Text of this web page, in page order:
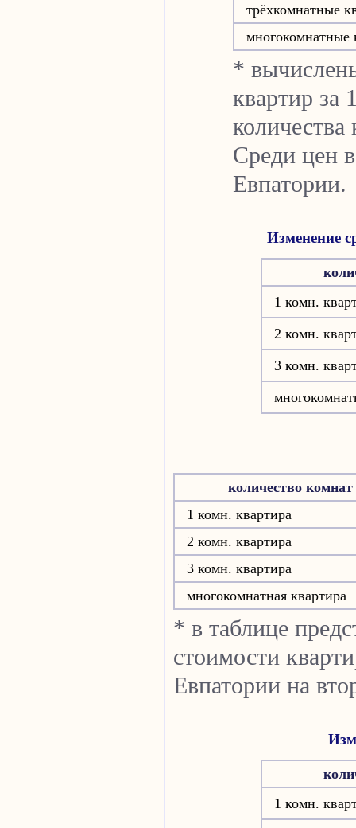
трёхкомнатные
многокомнатные
*
квартир за
Среди цен
Евпатории.
Изменение
1 комн.
2 комн.
3 комн.
количество комнат
1 комн. квартира
2 комн. квартира
3 комн. квартира
многокомнатная квартира
* в таблице
стоимости
Евпатории на
1 комн.